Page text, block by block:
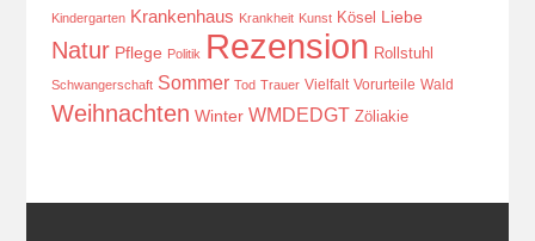
Kindergarten Krankenhaus Krankheit Kunst Kösel Liebe
Natur Pflege Politik Rezension Rollstuhl
Schwangerschaft Sommer Tod Trauer Vielfalt Vorurteile Wald
Weihnachten Winter WMDEDGT Zöliakie